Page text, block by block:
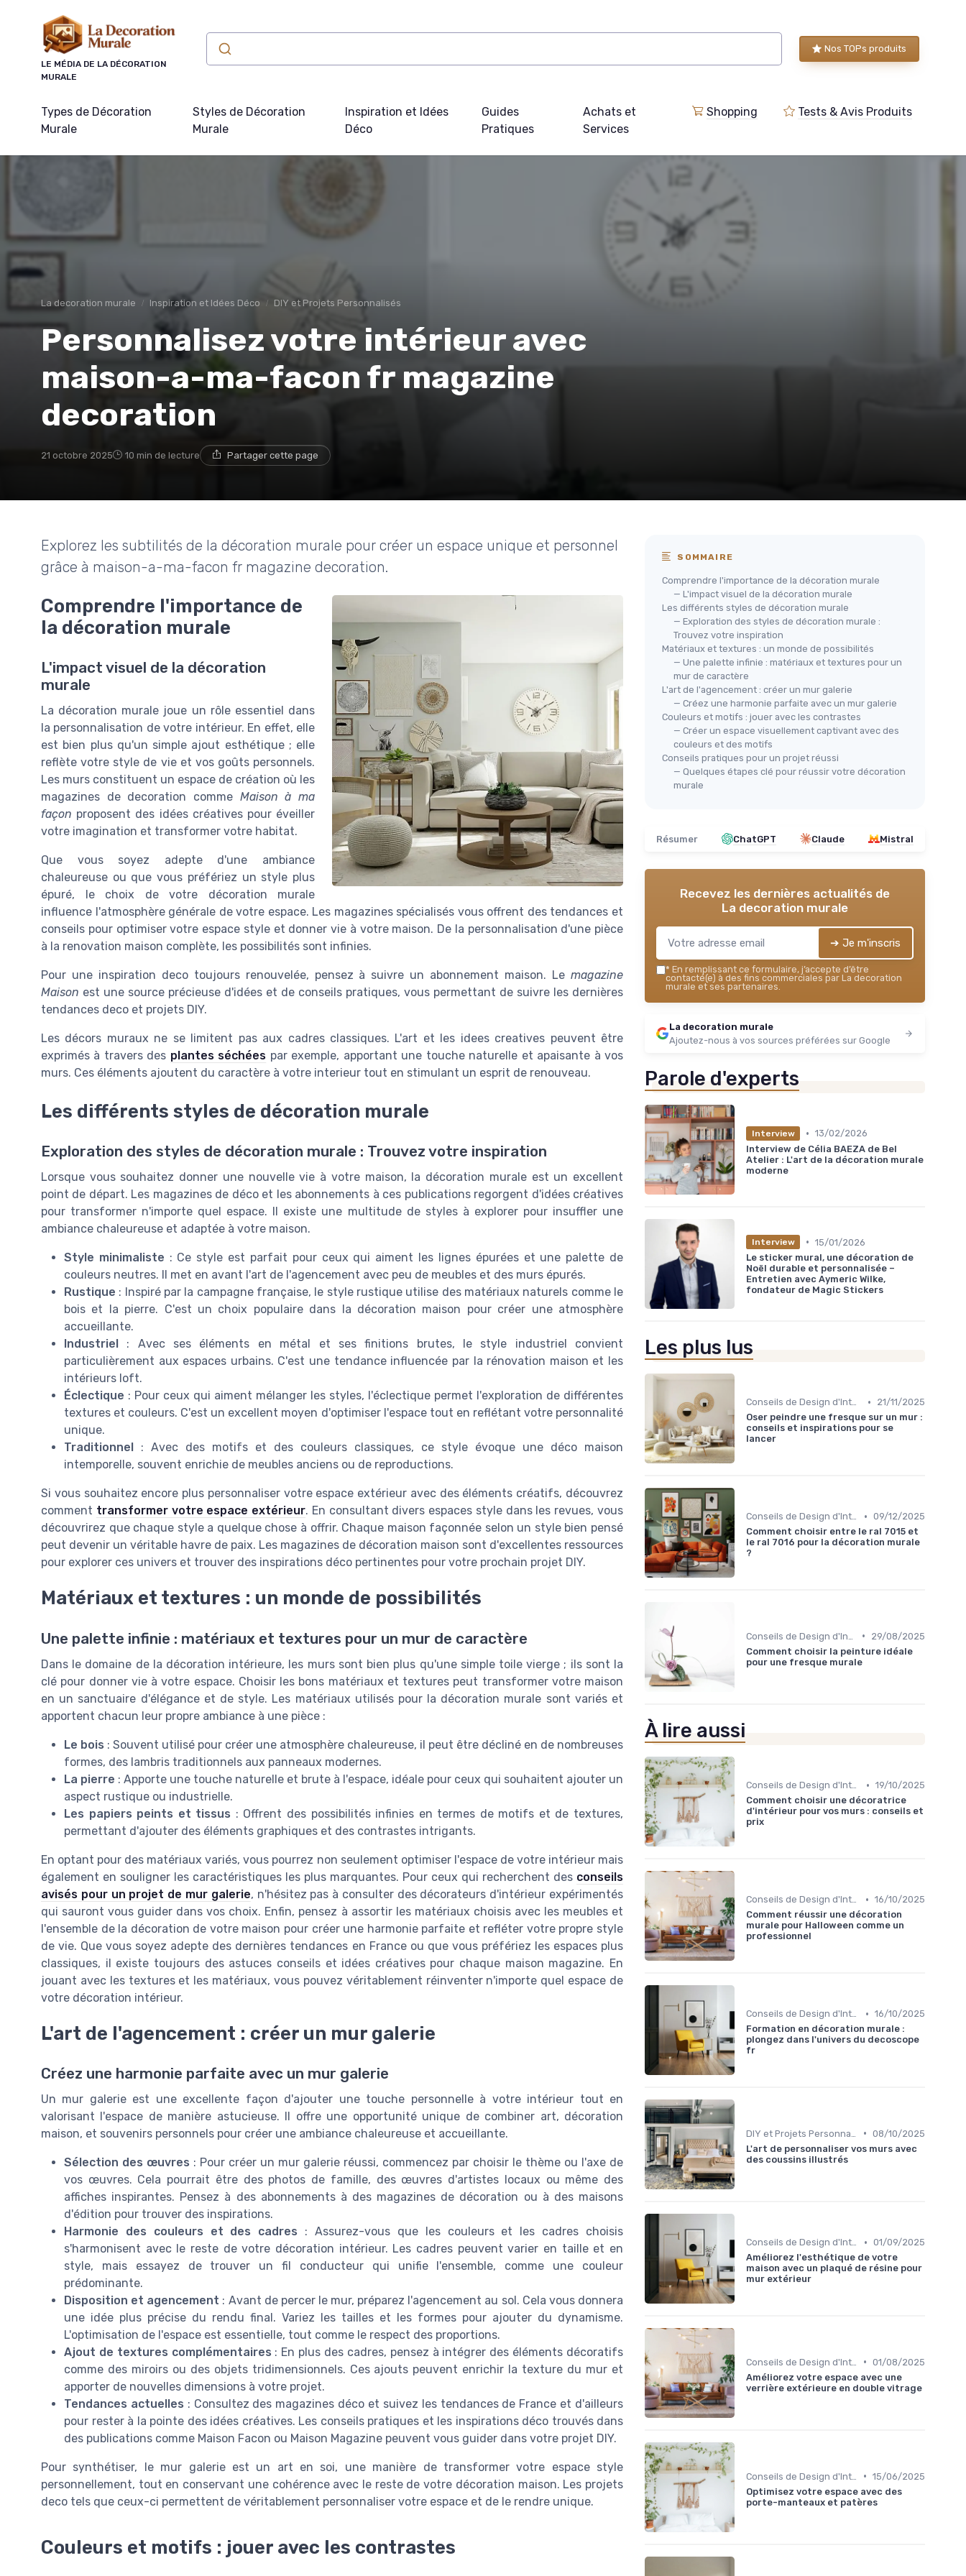
LE MÉDIA DE LA DÉCORATION
MURALE
Nos TOPs produits
Types de Décoration
Murale
Styles de Décoration
Murale
Inspiration et Idées
Déco
Guides
Pratiques
Achats et
Services
Shopping Tests & Avis Produits
La decoration murale Inspiration et Idées Déco DIY et Projets Personnalisés
Personnalisez votre intérieur avec
maison-a-ma-facon fr magazine
decoration
21 octobre 2025 10 min de lecture Partager cette page
Explorez les subtilités de la décoration murale pour créer un espace unique et personnel
grâce à maison-a-ma-facon fr magazine decoration.
Comprendre l'importance de
la décoration murale
L'impact visuel de la décoration
murale
La décoration murale joue un rôle essentiel dans
la personnalisation de votre intérieur. En effet, elle
est bien plus qu'un simple ajout esthétique ; elle
reflète votre style de vie et vos goûts personnels.
Les murs constituent un espace de création où les
magazines de decoration comme Maison à ma
façon proposent des idées créatives pour éveiller
votre imagination et transformer votre habitat.
Que vous soyez adepte d'une ambiance
chaleureuse ou que vous préfériez un style plus
épuré, le choix de votre décoration murale
influence l'atmosphère générale de votre espace. Les magazines spécialisés vous offrent des tendances et
conseils pour optimiser votre espace style et donner vie à votre maison. De la personnalisation d'une pièce
à la renovation maison complète, les possibilités sont infinies.
Pour une inspiration deco toujours renouvelée, pensez à suivre un abonnement maison. Le magazine
Maison est une source précieuse d'idées et de conseils pratiques, vous permettant de suivre les dernières
tendances deco et projets DIY.
Les décors muraux ne se limitent pas aux cadres classiques. L'art et les idees creatives peuvent être
exprimés à travers des plantes séchées par exemple, apportant une touche naturelle et apaisante à vos
murs. Ces éléments ajoutent du caractère à votre interieur tout en stimulant un esprit de renouveau.
Les différents styles de décoration murale
Exploration des styles de décoration murale : Trouvez votre inspiration
Lorsque vous souhaitez donner une nouvelle vie à votre maison, la décoration murale est un excellent
point de départ. Les magazines de déco et les abonnements à ces publications regorgent d'idées créatives
pour transformer n'importe quel espace. Il existe une multitude de styles à explorer pour insuffler une
ambiance chaleureuse et adaptée à votre maison.
Style minimaliste : Ce style est parfait pour ceux qui aiment les lignes épurées et une palette de
couleurs neutres. Il met en avant l'art de l'agencement avec peu de meubles et des murs épurés.
Rustique : Inspiré par la campagne française, le style rustique utilise des matériaux naturels comme le
bois et la pierre. C'est un choix populaire dans la décoration maison pour créer une atmosphère
accueillante.
Industriel
: Avec ses éléments en métal et ses finitions brutes, le style industriel convient
particulièrement aux espaces urbains. C'est une tendance influencée par la rénovation maison et les
intérieurs loft.
Éclectique : Pour ceux qui aiment mélanger les styles, l'éclectique permet l'exploration de différentes
textures et couleurs. C'est un excellent moyen d'optimiser l'espace tout en reflétant votre personnalité
unique.
Traditionnel
: Avec des motifs et des couleurs classiques, ce style évoque une déco maison
intemporelle, souvent enrichie de meubles anciens ou de reproductions.
Si vous souhaitez encore plus personnaliser votre espace extérieur avec des éléments créatifs, découvrez
comment transformer votre espace extérieur. En consultant divers espaces style dans les revues, vous
découvrirez que chaque style a quelque chose à offrir. Chaque maison façonnée selon un style bien pensé
peut devenir un véritable havre de paix. Les magazines de décoration maison sont d'excellentes ressources
pour explorer ces univers et trouver des inspirations déco pertinentes pour votre prochain projet DIY.
Matériaux et textures : un monde de possibilités
Une palette infinie : matériaux et textures pour un mur de caractère
Dans le domaine de la décoration intérieure, les murs sont bien plus qu'une simple toile vierge ; ils sont la
clé pour donner vie à votre espace. Choisir les bons matériaux et textures peut transformer votre maison
en un sanctuaire d'élégance et de style. Les matériaux utilisés pour la décoration murale sont variés et
apportent chacun leur propre ambiance à une pièce :
Le bois : Souvent utilisé pour créer une atmosphère chaleureuse, il peut être décliné en de nombreuses
formes, des lambris traditionnels aux panneaux modernes.
La pierre : Apporte une touche naturelle et brute à l'espace, idéale pour ceux qui souhaitent ajouter un
aspect rustique ou industrielle.
Les papiers peints et tissus : Offrent des possibilités infinies en termes de motifs et de textures,
permettant d'ajouter des éléments graphiques et des contrastes intrigants.
En optant pour des matériaux variés, vous pourrez non seulement optimiser l'espace de votre intérieur mais
également en souligner les caractéristiques les plus marquantes. Pour ceux qui recherchent des conseils
avisés pour un projet de mur galerie, n'hésitez pas à consulter des décorateurs d'intérieur expérimentés
qui sauront vous guider dans vos choix. Enfin, pensez à assortir les matériaux choisis avec les meubles et
l'ensemble de la décoration de votre maison pour créer une harmonie parfaite et refléter votre propre style
de vie. Que vous soyez adepte des dernières tendances en France ou que vous préfériez les espaces plus
classiques, il existe toujours des astuces conseils et idées créatives pour chaque maison magazine. En
jouant avec les textures et les matériaux, vous pouvez véritablement réinventer n'importe quel espace de
votre décoration intérieur.
L'art de l'agencement : créer un mur galerie
Créez une harmonie parfaite avec un mur galerie
Un mur galerie est une excellente façon d'ajouter une touche personnelle à votre intérieur tout en
valorisant l'espace de manière astucieuse. Il offre une opportunité unique de combiner art, décoration
maison, et souvenirs personnels pour créer une ambiance chaleureuse et accueillante.
Sélection des œuvres : Pour créer un mur galerie réussi, commencez par choisir le thème ou l'axe de
vos œuvres. Cela pourrait être des photos de famille, des œuvres d'artistes locaux ou même des
affiches inspirantes. Pensez à des abonnements à des magazines de décoration ou à des maisons
d'édition pour trouver des inspirations.
Harmonie des couleurs et des cadres : Assurez-vous que les couleurs et les cadres choisis
s'harmonisent avec le reste de votre décoration intérieur. Les cadres peuvent varier en taille et en
style, mais essayez de trouver un fil conducteur qui unifie l'ensemble, comme une couleur
prédominante.
Disposition et agencement : Avant de percer le mur, préparez l'agencement au sol. Cela vous donnera
une idée plus précise du rendu final. Variez les tailles et les formes pour ajouter du dynamisme.
L'optimisation de l'espace est essentielle, tout comme le respect des proportions.
Ajout de textures complémentaires : En plus des cadres, pensez à intégrer des éléments décoratifs
comme des miroirs ou des objets tridimensionnels. Ces ajouts peuvent enrichir la texture du mur et
apporter de nouvelles dimensions à votre projet.
Tendances actuelles : Consultez des magazines déco et suivez les tendances de France et d'ailleurs
pour rester à la pointe des idées créatives. Les conseils pratiques et les inspirations déco trouvés dans
des publications comme Maison Facon ou Maison Magazine peuvent vous guider dans votre projet DIY.
Pour synthétiser, le mur galerie est un art en soi, une manière de transformer votre espace style
personnellement, tout en conservant une cohérence avec le reste de votre décoration maison. Les projets
deco tels que ceux-ci permettent de véritablement personnaliser votre espace et de le rendre unique.
Couleurs et motifs : jouer avec les contrastes
SOMMAIRE
Comprendre l'importance de la décoration murale
— L'impact visuel de la décoration murale
Les différents styles de décoration murale
— Exploration des styles de décoration murale :
Trouvez votre inspiration
Matériaux et textures : un monde de possibilités
— Une palette infinie : matériaux et textures pour un
mur de caractère
L'art de l'agencement : créer un mur galerie
— Créez une harmonie parfaite avec un mur galerie
Couleurs et motifs : jouer avec les contrastes
— Créer un espace visuellement captivant avec des
couleurs et des motifs
Conseils pratiques pour un projet réussi
— Quelques étapes clé pour réussir votre décoration
murale
Résumer ChatGPT Claude Mistral
Recevez les dernières actualités de
La decoration murale
➔ Je m'inscris
* En remplissant ce formulaire, j’accepte d’être
contacté(e) à des fins commerciales par La decoration
murale et ses partenaires.
La decoration murale
Ajoutez-nous à vos sources préférées sur Google
Parole d'experts
Interview • 13/02/2026
Interview de Célia BAEZA de Bel
Atelier : L'art de la décoration murale
moderne
Interview • 15/01/2026
Le sticker mural, une décoration de
Noël durable et personnalisée –
Entretien avec Aymeric Wilke,
fondateur de Magic Stickers
Les plus lus
Conseils de Design d'Intérieur •
21/11/2025
Oser peindre une fresque sur un mur :
conseils et inspirations pour se
lancer
Conseils de Design d'Intérieur • 09/12/2025
Comment choisir entre le ral 7015 et
le ral 7016 pour la décoration murale
?
•
29/08/2025
Comment choisir la peinture idéale
pour une fresque murale
À lire aussi
Conseils de Design d'Intérieur • 19/10/2025
Comment choisir une décoratrice
d'intérieur pour vos murs : conseils et
prix
Conseils de Design d'Intérieur • 16/10/2025
Comment réussir une décoration
murale pour Halloween comme un
professionnel
Conseils de Design d'Intérieur • 16/10/2025
Formation en décoration murale :
plongez dans l'univers du decoscope
fr
• 08/10/2025
L'art de personnaliser vos murs avec
des coussins illustrés
Conseils de Design d'Intérieur • 01/09/2025
Améliorez l'esthétique de votre
maison avec un plaqué de résine pour
mur extérieur
• 01/08/2025
Améliorez votre espace avec une
verrière extérieure en double vitrage
• 15/06/2025
Optimisez votre espace avec des
porte-manteaux et patères